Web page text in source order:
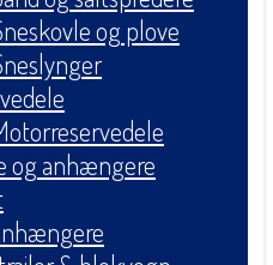
og plove
og anhængere